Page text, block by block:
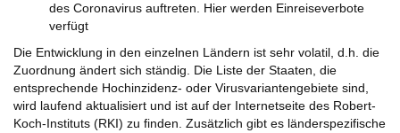
des Coronavirus auftreten. Hier werden Einreiseverbote
verfügt
Die Entwicklung in den einzelnen Ländern ist sehr volatil, d.h. die
Zuordnung ändert sich ständig. Die Liste der Staaten, die
entsprechende Hochinzidenz- oder Virusvariantengebiete sind,
wird laufend aktualisiert und ist auf der Internetseite des Robert-
Koch-Instituts (RKI) zu finden. Zusätzlich gibt es länderspezifische